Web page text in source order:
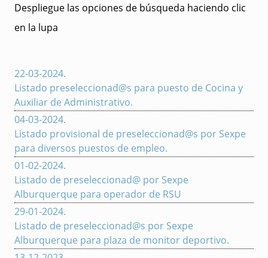
Despliegue las opciones de búsqueda haciendo clic
en la lupa
22-03-2024.
Listado preseleccionad@s para puesto de Cocina y
Auxiliar de Administrativo.
04-03-2024.
Listado provisional de preseleccionad@s por Sexpe
para diversos puestos de empleo.
01-02-2024.
Listado de preseleccionad@ por Sexpe
Alburquerque para operador de RSU
29-01-2024.
Listado de preseleccionad@s por Sexpe
Alburquerque para plaza de monitor deportivo.